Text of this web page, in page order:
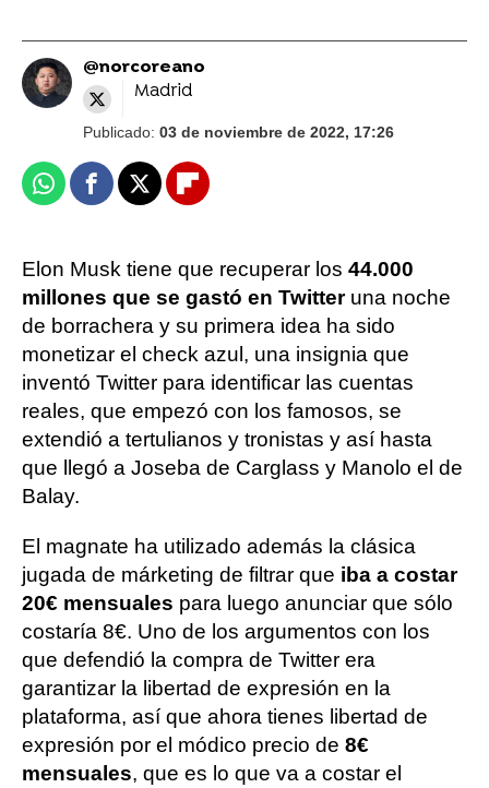
@norcoreano
Madrid
Publicado: 03 de noviembre de 2022, 17:26
WhatsappFacebook
X Flipboard
Elon Musk tiene que recuperar los 44.000
millones que se gastó en Twitteruna noche
de borrachera y su primera idea ha sido
monetizar el check azul, una insignia que
inventó Twitter para identificar las cuentas
reales, que empezó con los famosos, se
extendió a tertulianos y tronistas y así hasta
que llegó a Joseba de Carglass y Manolo el de
Balay.
El magnate ha utilizado además la clásica
jugada de márketing de filtrar que iba a costar
20€ mensuales para luego anunciar que sólo
costaría 8€. Uno de los argumentos con los
que defendió la compra de Twitter era
garantizar la libertad de expresión en la
plataforma, así que ahora tienes libertad de
expresión por el módico precio de 8€
mensuales, que es lo que va a costar el